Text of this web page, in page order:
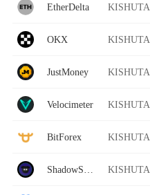
EtherDelta
OKX
JustMoney
Velocimeter
BitForex